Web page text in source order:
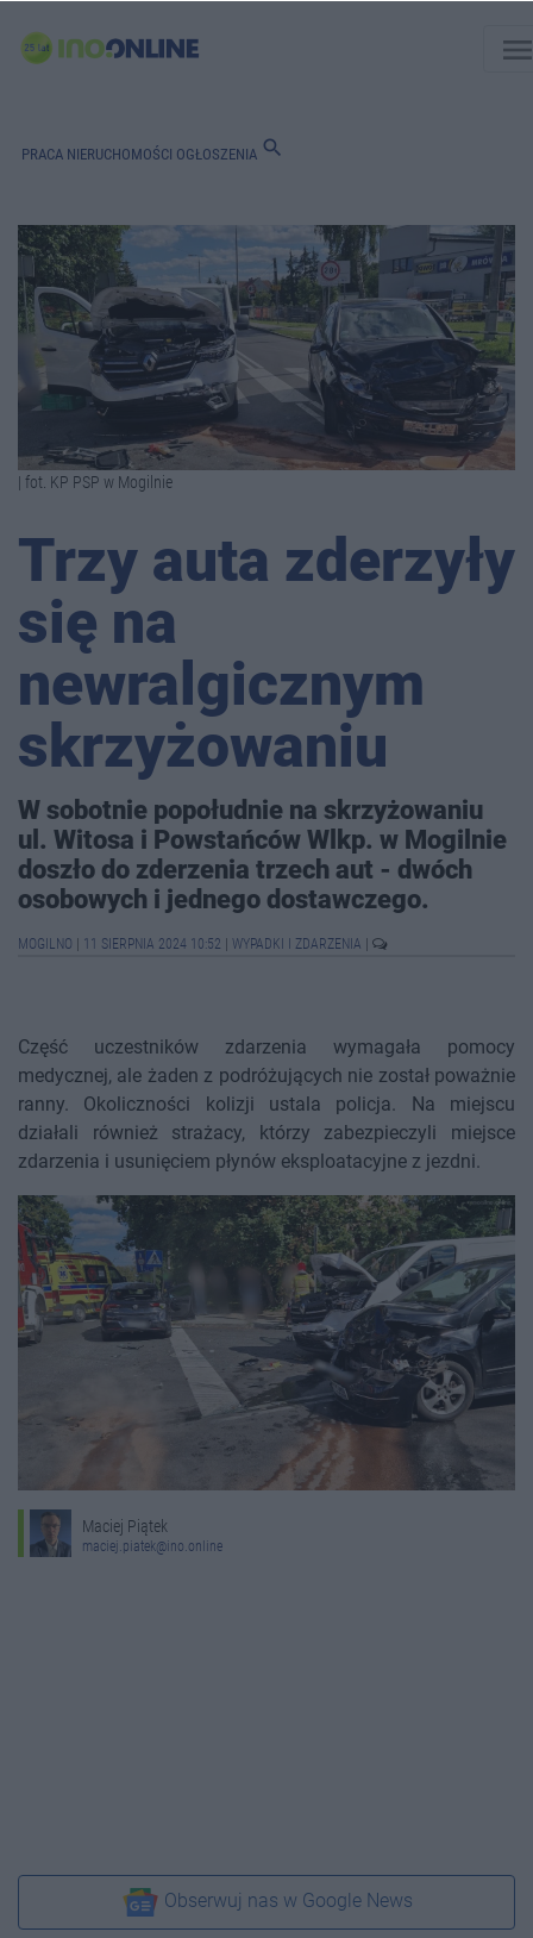
PRACA NIERUCHOMOŚCI OGŁOSZENIA search
| fot. KP PSP w Mogilnie
Trzy auta zderzyły
się na
newralgicznym
skrzyżowaniu
W sobotnie popołudnie na skrzyżowaniu
ul. Witosa i Powstańców Wlkp. w Mogilnie
doszło do zderzenia trzech aut - dwóch
osobowych i jednego dostawczego.
MOGILNO 11 SIERPNIA 2024 10:52 WYPADKI I ZDARZENIA
Część uczestników zdarzenia wymagała pomocy
medycznej, ale żaden z podróżujących nie został poważnie
ranny. Okoliczności kolizji ustala policja. Na miejscu
działali również strażacy, którzy zabezpieczyli miejsce
zdarzenia i usunięciem płynów eksploatacyjne z jezdni.
Maciej Piątek
maciej.piatek@ino.online
Obserwuj nas w Google News